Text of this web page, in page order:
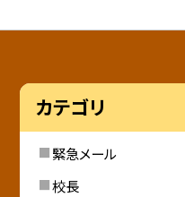
カテゴリ
緊急メール
校長